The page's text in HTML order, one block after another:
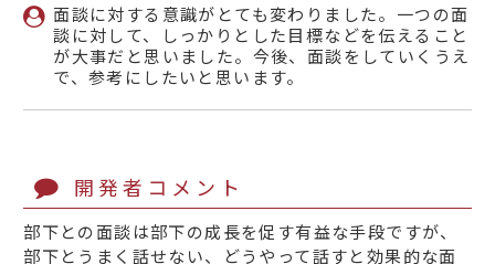
面談に対する意識がとても変わりました。一つの面
談に対して、しっかりとした目標などを伝えること
が大事だと思いました。今後、面談をしていくうえ
で、参考にしたいと思います。
開発者コメント
部下との面談は部下の成長を促す有益な手段ですが、
部下とうまく話せない、どうやって話すと効果的な面